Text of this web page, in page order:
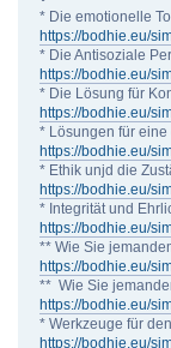
* Die emotionelle
https://bodhie.eu/
* Die Antisoziale
https://bodhie.eu/
* Die Lösung für
https://bodhie.eu/
* Lösungen für
https://bodhie.eu/
* Ethik unjd die
https://bodhie.eu/
* Integrität und
https://bodhie.eu/
** Wie Sie
https://bodhie.eu/
** Wie Sie
https://bodhie.eu/
* Werkzeuge für
https://bodhie.eu/